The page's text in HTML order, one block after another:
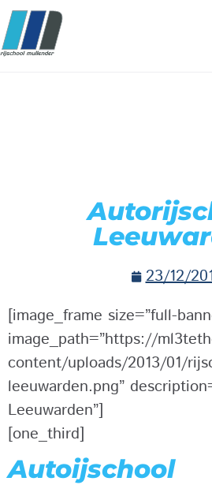
23/12/
[image_frame size=”full-
image_path=”https://
content/uploads/2013/01/
leeuwarden.png”
Leeuwarden”]
[one_third]
Autoijschool